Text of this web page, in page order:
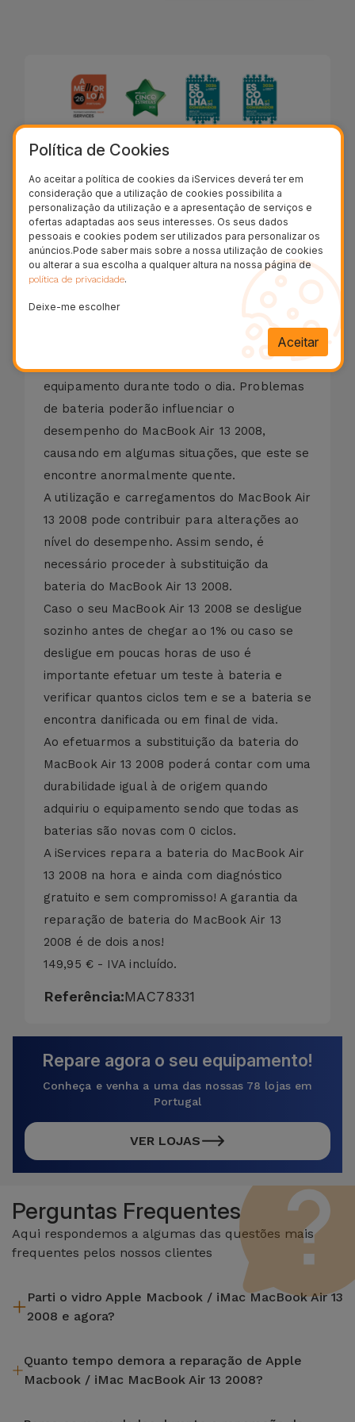
Descrição
Processo de Reparação
A bateria do MacBook Air 13 2008 é
equipamento durante todo o dia. Problemas
de bateria poderão influenciar o
desempenho do MacBook Air 13 2008,
causando em algumas situações, que este se
encontre anormalmente quente.
A utilização e carregamentos do MacBook Air
13 2008 pode contribuir para alterações ao
nível do desempenho. Assim sendo, é
necessário proceder à substituição da
bateria do MacBook Air 13 2008.
Caso o seu MacBook Air 13 2008 se desligue
sozinho antes de chegar ao 1% ou caso se
desligue em poucas horas de uso é
importante efetuar um teste à bateria e
verificar quantos ciclos tem e se a bateria se
encontra danificada ou em final de vida.
Ao efetuarmos a substituição da bateria do
MacBook Air 13 2008 poderá contar com uma
durabilidade igual à de origem quando
adquiriu o equipamento sendo que todas as
baterias são novas com 0 ciclos.
A iServices repara a bateria do MacBook Air
13 2008 na hora e ainda com diagnóstico
gratuito e sem compromisso! A garantia da
reparação de bateria do MacBook Air 13
2008 é de dois anos!
149,95 € - IVA incluído.
Referência:MAC78331
Repare agora o seu equipamento!
Conheça e venha a uma das nossas 78 lojas em
Portugal
VER LOJAS
Perguntas Frequentes
Aqui respondemos a algumas das questões mais
frequentes pelos nossos clientes
Parti o vidro Apple Macbook / iMac MacBook Air 13
2008 e agora?
a loja mais próxima de si.
Quanto tempo demora a reparação de Apple
Macbook / iMac MacBook Air 13 2008?
Política de Cookies
Ao aceitar a política de cookies da iServices deverá ter em
consideração que a utilização de cookies possibilita a
personalização da utilização e a apresentação de serviços e
ofertas adaptadas aos seus interesses. Os seus dados
pessoais e cookies podem ser utilizados para personalizar os
anúncios.Pode saber mais sobre a nossa utilização de cookies
ou alterar a sua escolha a qualquer altura na nossa página de
política de privacidade.
Deixe-me escolher
Aceitar